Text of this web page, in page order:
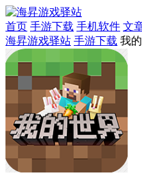
首页 手游下载 手机软件 文
海昇游戏驿站 手游下载 我